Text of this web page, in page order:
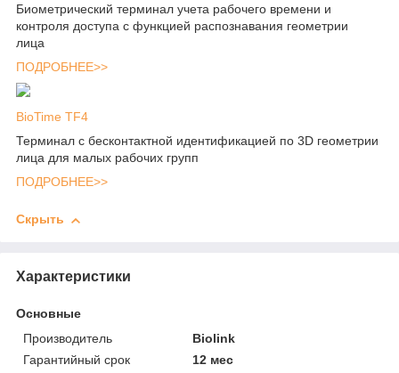
Биометрический терминал учета рабочего времени и
контроля доступа с функцией распознавания геометрии
лица
ПОДРОБНЕЕ>>
BioTime TF4
Терминал с бесконтактной идентификацией по 3D геометрии
лица для малых рабочих групп
ПОДРОБНЕЕ>>
Скрыть
Характеристики
Основные
Производитель
Biolink
Гарантийный срок
12 мес